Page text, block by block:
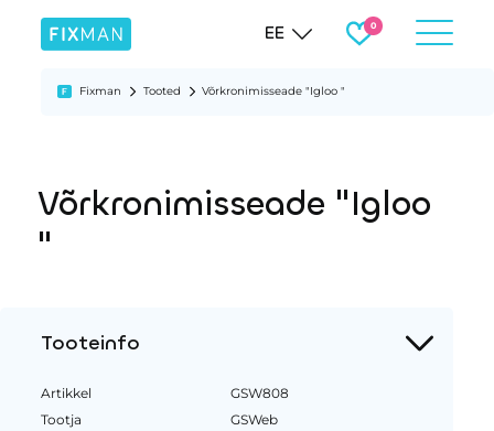
EE
Fixman Tooted Võrkronimisseade "Igloo "
Võrkronimisseade "Igloo
"
Tooteinfo
Artikkel
GSW808
Tootja
GSWeb